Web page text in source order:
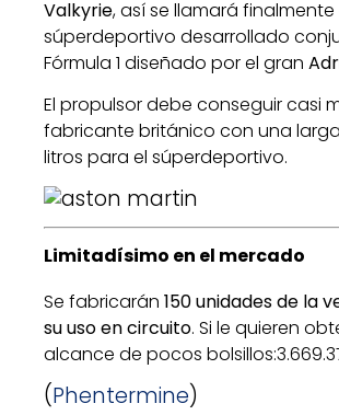
Valkyrie, así se llamará
súperdeportivo desarrollado
Fórmula 1 diseñado por el gran
El propulsor debe conseguir casi
fabricante británico con una
litros para el súperdeportivo.
Limitadísimo en el mercado
Se fabricarán 150 unidades de la
su uso en circuito. Si le quieren
alcance de pocos
(Phentermine)